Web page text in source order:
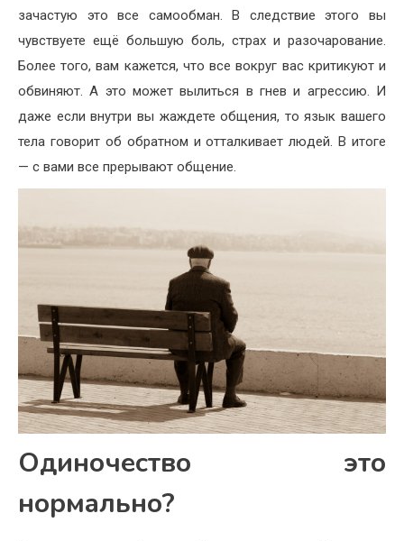
зачастую это все самообман. В следствие этого вы
чувствуете ещё большую боль, страх и разочарование.
Более того, вам кажется, что все вокруг вас критикуют и
обвиняют. А это может вылиться в гнев и агрессию. И
даже если внутри вы жаждете общения, то язык вашего
тела говорит об обратном и отталкивает людей. В итоге
— с вами все прерывают общение.
Одиночество это
нормально?